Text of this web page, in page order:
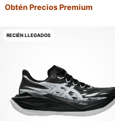
Obtén Precios Premium
RECIÉN LLEGADOS